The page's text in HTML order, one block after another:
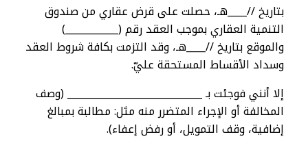
بتاريخ //____هـ، حصلت على قرض عقاري من صندوق
التنمية العقاري بموجب العقد رقم (___________)
والموقع بتاريخ //____هـ، وقد التزمت بكافة شروط العقد
وسداد الأقساط المستحقة عليّ.
إلا أنني فوجئت بـ ____________________________ (وصف
المخالفة أو الإجراء المتضرر منه مثل: مطالبة بمبالغ
إضافية، وقف التمويل، أو رفض إعفاء).